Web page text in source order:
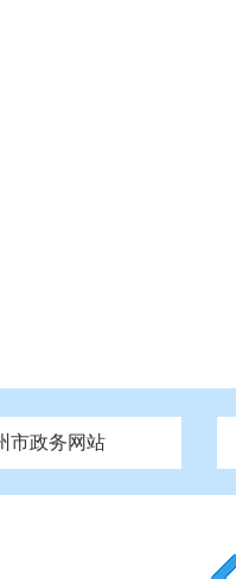
江苏 浙江 安徽
镇江市政府 扬州市政府
市政务网站
市司法局 市财政局
组织部